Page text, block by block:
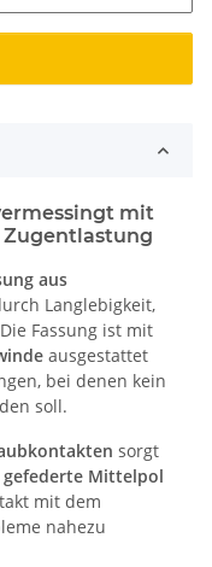
mit
aus
Langlebigkeit,
Fassung ist mit
ausgestattet
bei denen kein
soll.
sorgt
gefederte Mittelpol
mit dem
nahezu